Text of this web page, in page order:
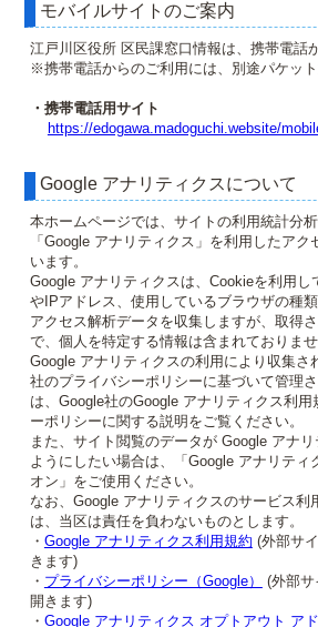
モバイルサイトのご案内
江戸川区役所 区民課窓口情報は、携帯電話
※携帯電話からのご利用には、別途パケット
・携帯電話用サイト
https://edogawa.madoguchi.website/
Google アナリティクスについて
本ホームページでは、サイトの利用統計分析
「Google アナリティクス」を利用したア
います。
Google アナリティクスは、Cookieを利用し
やIPアドレス、使用しているブラウザの種
アクセス解析データを収集しますが、取得
で、個人を特定する情報は含まれておりませ
Google アナリティクスの利用により収集さ
社のプライバシーポリシーに基づいて管理
は、Google社のGoogle アナリティクス利
ーポリシーに関する説明をご覧ください。
また、サイト閲覧のデータが Google アナ
ようにしたい場合は、「Google アナリティ
オン」をご使用ください。
なお、Google アナリティクスのサービス利
は、当区は責任を負わないものとします。
・ Google アナリティクス利用規約 (外部サ
きます)
・ プライバシーポリシー（Google）
(外部
開きます)
・ Google アナリティクス オプトアウト ア